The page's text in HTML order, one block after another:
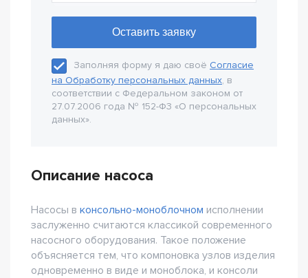
Заполняя форму я даю своё Согласие
на Обработку персональных данных, в
соответствии с Федеральном законом от
27.07.2006 года № 152-Ф3 «О персональных
данных».
Описание насоса
Насосы в консольно-моноблочном исполнении
заслуженно считаются классикой современного
насосного оборудования. Такое положение
объясняется тем, что компоновка узлов изделия
одновременно в виде и моноблока, и консоли